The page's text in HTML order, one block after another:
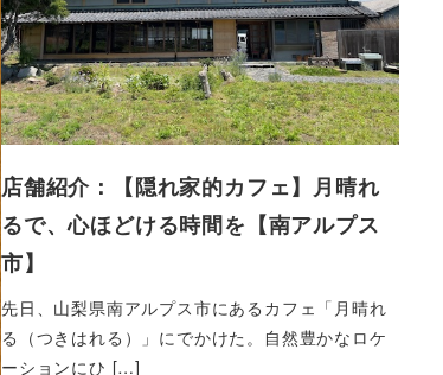
店舗紹介：【隠れ家的カフェ】月晴れ
るで、心ほどける時間を【南アルプス
市】
先日、山梨県南アルプス市にあるカフェ「月晴れ
る（つきはれる）」にでかけた。自然豊かなロケ
ーションにひ […]